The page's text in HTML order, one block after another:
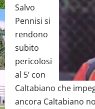
Salvo
Pennisi si
rendono
subito
pericolosi
al 5’ con
Caltabiano che
ancora Caltabiano